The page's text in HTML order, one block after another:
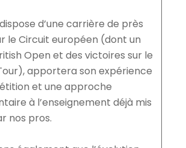
d’une carrière de près
le Circuit européen (dont un
Open et des victoires sur le
apportera son expérience
et une approche
à l’enseignement déjà mis
nos pros.